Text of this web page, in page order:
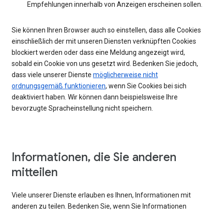
Empfehlungen innerhalb von Anzeigen erscheinen sollen.
Sie können Ihren Browser auch so einstellen, dass alle Cookies
einschließlich der mit unseren Diensten verknüpften Cookies
blockiert werden oder dass eine Meldung angezeigt wird,
sobald ein Cookie von uns gesetzt wird. Bedenken Sie jedoch,
dass viele unserer Dienste möglicherweise nicht
ordnungsgemäß funktionieren, wenn Sie Cookies bei sich
deaktiviert haben. Wir können dann beispielsweise Ihre
bevorzugte Spracheinstellung nicht speichern.
Informationen, die Sie anderen
mitteilen
Viele unserer Dienste erlauben es Ihnen, Informationen mit
anderen zu teilen. Bedenken Sie, wenn Sie Informationen